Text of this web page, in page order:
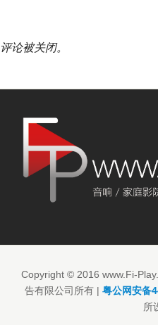
评论被关闭。
Copyright © 2016 www.Fi-
告有限公司所有 | 粤公网安备
所